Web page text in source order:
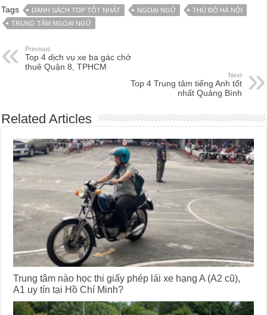
Tags DANH SÁCH TOP TỐT NHẤT NGOẠI NGỮ
THỦ ĐÔ HÀ NỘI
TRUNG TÂM NGOẠI NGỮ
Previous
Top 4 dịch vụ xe ba gác chở
thuê Quận 8, TPHCM
Next
Top 4 Trung tâm tiếng Anh tốt
nhất Quảng Bình
Related Articles
Trung tâm nào học thi giấy phép lái xe hạng A (A2 cũ),
A1 uy tín tại Hồ Chí Minh?